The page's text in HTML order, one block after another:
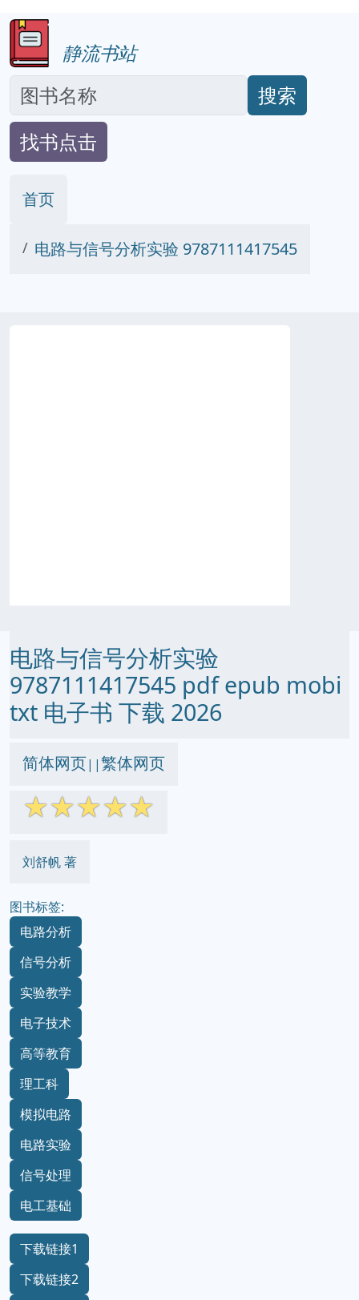
静流书站
搜索
找书点击
首页
电路与信号分析实验 9787111417545
电路与信号分析实验
9787111417545 pdf epub mobi
txt 电子书 下载 2026
简体网页||繁体网页
☆☆☆☆☆
刘舒帆 著
图书标签:
电路分析
信号分析
实验教学
电子技术
高等教育
理工科
模拟电路
电路实验
信号处理
电工基础
下载链接1
下载链接2